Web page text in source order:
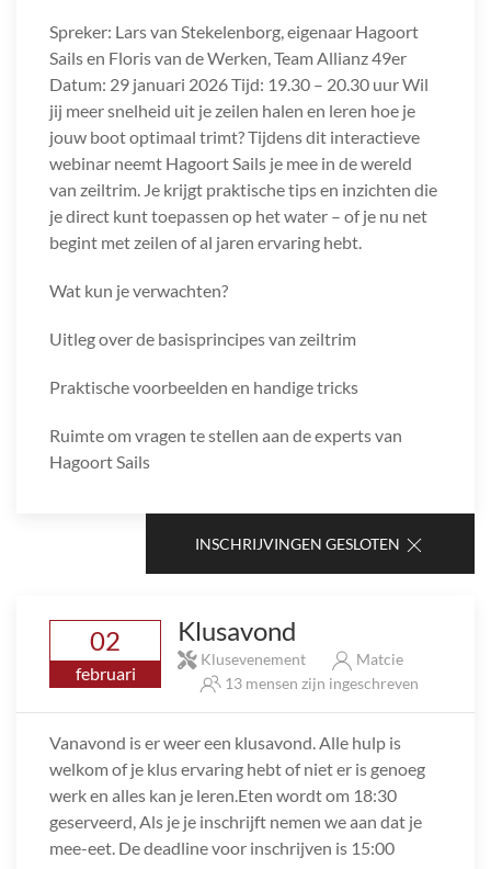
Spreker: Lars van Stekelenborg, eigenaar Hagoort
Sails en Floris van de Werken, Team Allianz 49er
Datum: 29 januari 2026 Tijd: 19.30 – 20.30 uur Wil
jij meer snelheid uit je zeilen halen en leren hoe je
jouw boot optimaal trimt? Tijdens dit interactieve
webinar neemt Hagoort Sails je mee in de wereld
van zeiltrim. Je krijgt praktische tips en inzichten die
je direct kunt toepassen op het water – of je nu net
begint met zeilen of al jaren ervaring hebt.
Wat kun je verwachten?
Uitleg over de basisprincipes van zeiltrim
Praktische voorbeelden en handige tricks
Ruimte om vragen te stellen aan de experts van
Hagoort Sails
INSCHRIJVINGEN GESLOTEN
02
februari
Klusavond
Klusevenement
Matcie
13 mensen zijn ingeschreven
Vanavond is er weer een klusavond. Alle hulp is
welkom of je klus ervaring hebt of niet er is genoeg
werk en alles kan je leren.Eten wordt om 18:30
geserveerd, Als je je inschrijft nemen we aan dat je
mee-eet. De deadline voor inschrijven is 15:00